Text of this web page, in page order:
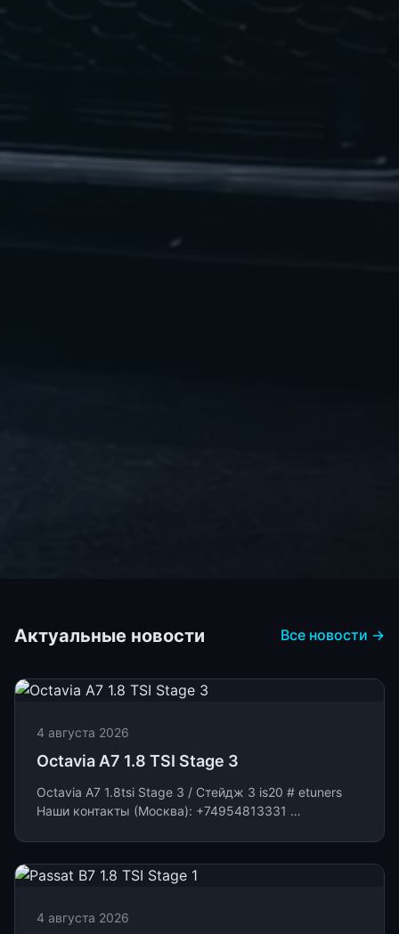
Актуальные новости Все новости →
4 августа 2026
Octavia A7 1.8 TSI Stage 3
Octavia A7 1.8tsi Stage 3 / Стейдж 3 is20 # etuners
Наши контакты (Москва): +74954813331 …
4 августа 2026